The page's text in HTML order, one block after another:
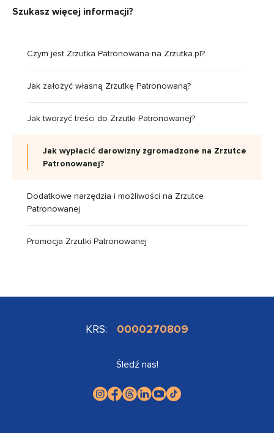
Szukasz więcej informacji?
Czym jest Zrzutka Patronowana na Zrzutka.pl?
Jak założyć własną Zrzutkę Patronowaną?
Jak tworzyć treści do Zrzutki Patronowanej?
Jak wypłacić darowizny zgromadzone na Zrzutce
Patronowanej?
Dodatkowe narzędzia i możliwości na Zrzutce
Patronowanej
Promocja Zrzutki Patronowanej
KRS: 0000270809
Śledź nas!